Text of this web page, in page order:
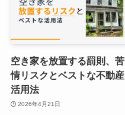
空き家を放置する罰則、苦
情リスクとベストな不動産
活用法
2026年4月21日